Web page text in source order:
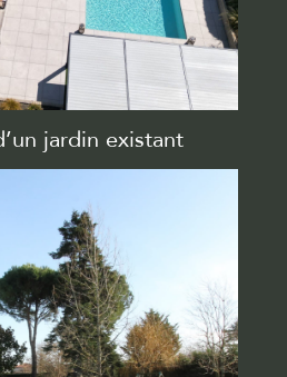
jardin existant